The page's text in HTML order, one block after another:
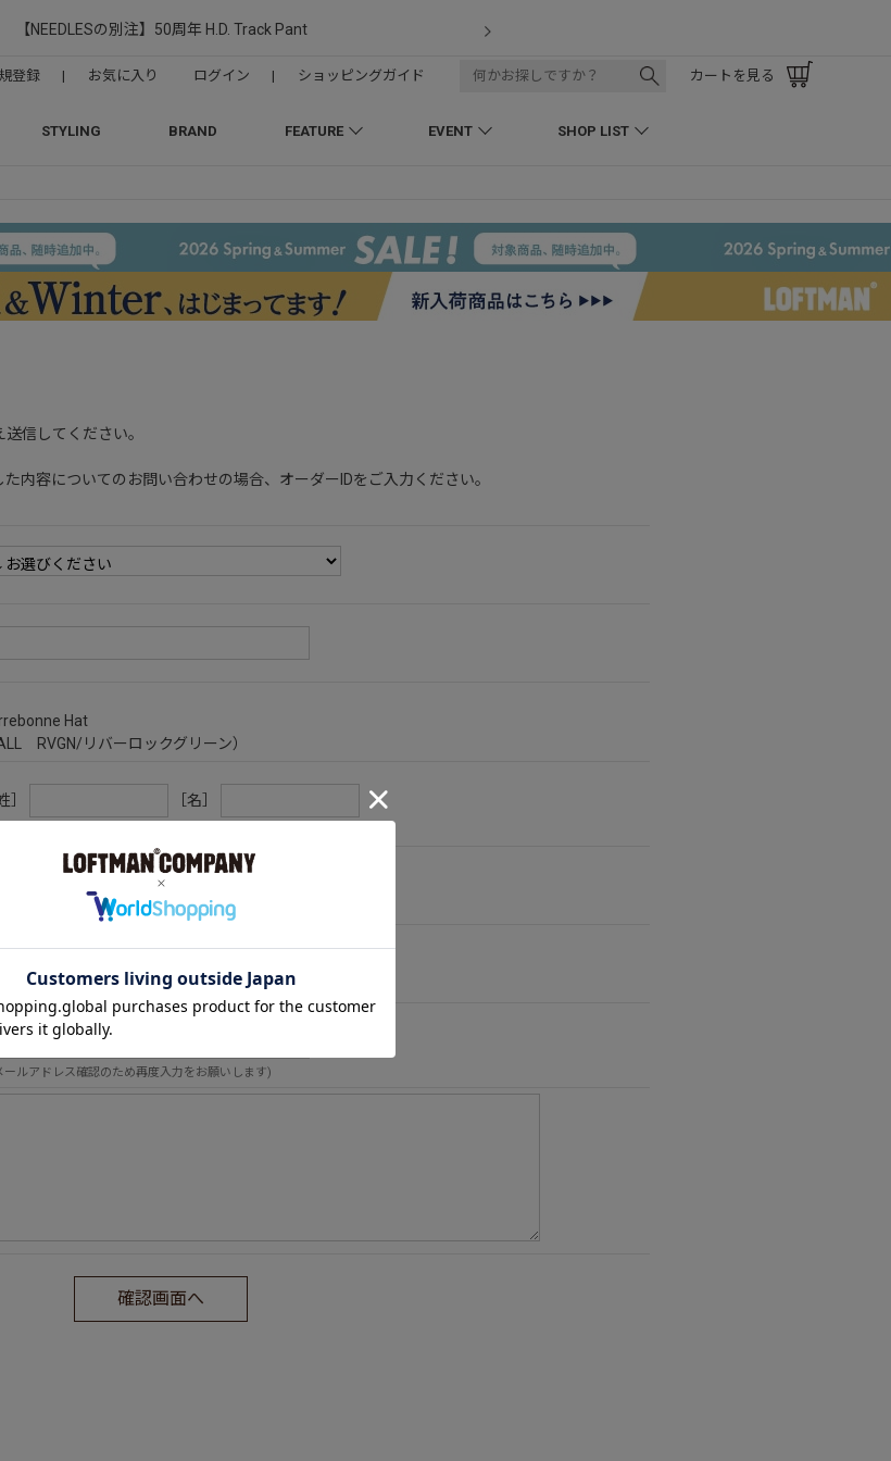
【NEEDLESの別注】50周年 H.D. Track Pant
STYLING BRAND FEATURE EVENT SHOP LIST
登録 | お気に入り ログイン | ショッピングガイド カートを見る
信してください。
内容についてのお問い合わせの場合、オーダーIDをご入力ください。
Hat
ALL RVGN/リバーロックグリーン）
］ ［名］
ールアドレス確認のため再度入力をお願いします)